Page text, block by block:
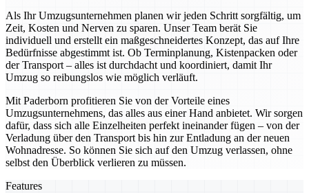
Als Ihr Umzugsunternehmen planen wir jeden Schritt sorgfältig, um
Zeit, Kosten und Nerven zu sparen. Unser Team berät Sie
individuell und erstellt ein maßgeschneidertes Konzept, das auf Ihre
Bedürfnisse abgestimmt ist. Ob Terminplanung, Kistenpacken oder
der Transport – alles ist durchdacht und koordiniert, damit Ihr
Umzug so reibungslos wie möglich verläuft.
Mit Paderborn profitieren Sie von der Vorteile eines
Umzugsunternehmens, das alles aus einer Hand anbietet. Wir sorgen
dafür, dass sich alle Einzelheiten perfekt ineinander fügen – von der
Verladung über den Transport bis hin zur Entladung an der neuen
Wohnadresse. So können Sie sich auf den Umzug verlassen, ohne
selbst den Überblick verlieren zu müssen.
Features